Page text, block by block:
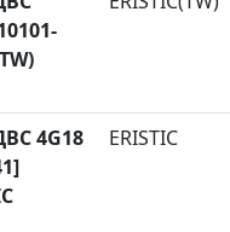
4G18
ERISTIC